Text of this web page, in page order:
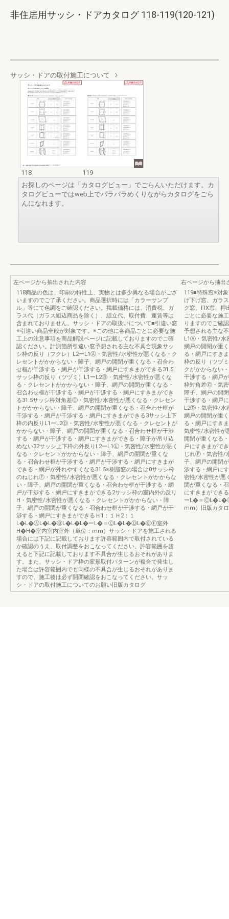
非住居用サッシ・ドアカタログ 118-119(120-121)
サッシ・ドアの取付施工について
118
119
お探しのページは「カタログビュー」でごらんいただけます。カ
タログビューではweb上でパラパラめくりながらカタログをごら
んになれます。
左ページから抽出された内容
118商品の色は、印刷の特性上、実物とは多少異なる場合がござ
いますのでご了承ください。商品選択時には「カラーサンプ
ル」等にて色調をご確認ください。掲載価格には、消費税、ガ
ラス代（ガラス組込商品を除く）、組立代、取付費、運賃等は
含まれておりません。サッシ・ドアの取扱いについて■引違い窓
※引違い商品全般が対象です。※この他に各商品ごとに必要な施
工上の注意事項を商品解説ページに記載しておりますのでご確
認ください。計測箇所引違い窓予想される主な不具合現象サッ
シ枠の反り（フクレ）L2ーL1Ⓐ・気密性/水密性が悪くなる・ク
レセントがかからない・障子、網戸の開閉が重くなる・召合わ
せ框が干渉する・網戸が干渉する・網戸にすきまができる31.5
サッシ枠の反り（ツヅミ）L1ーL2Ⓑ・気密性/水密性が悪くな
る・クレセントがかからない・障子、網戸の開閉が重くなる・
召合わせ框が干渉する・網戸が干渉する・網戸にすきまができ
る31.5サッシ枠対角差Ⓒ・気密性/水密性が悪くなる・クレセン
トがかからない・障子、網戸の開閉が重くなる・召合わせ框が
干渉する・網戸が干渉する・網戸にすきまができる3サッシ上下
枠の内反りL1ーL2Ⓓ・気密性/水密性が悪くなる・クレセントが
かからない・障子、網戸の開閉が重くなる・召合わせ框が干渉
する・網戸が干渉する・網戸にすきまができる・障子が吊り込
めない32サッシ上下枠の外反りL2ーL1Ⓔ・気密性/水密性が悪く
なる・クレセントがかからない・障子、網戸の開閉が重くな
る・召合わせ框が干渉する・網戸が干渉する・網戸にすきまが
できる・網戸が外れやすくなる31.5※樹脂窓の場合は0サッシ枠
のねじれⒻ・気密性/水密性が悪くなる・クレセントがかからな
い・障子、網戸の開閉が重くなる・召合わせ框が干渉する・網
戸が干渉する・網戸にすきまができる2サッシ枠の室内外の反り
H・気密性/水密性が悪くなる・クレセントがかからない・障
子、網戸の開閉が重くなる・召合わせ框が干渉する・網戸が干
渉する・網戸にすきまができるＨ1：１Ｈ2：１
L�L�ⒶL�L�ⒷL�L�L�ーL�＝ⒸL�L�ⒹL�ⒺⒻ室外
H�H�室内室内室外（単位：mm）サッシ・ドアを施工される
場合には下記に記載しております許容範囲内で取付されている
か確認のうえ、取付調整をおこなってください。許容範囲を超
えると下記に記載しております不具合が生じるおそれがありま
す。また、サッシ・ドア枠の変形取付パターンが複合で発生し
た場合は許容範囲内でも同様の不具合が生じるおそれがありま
すので、施工後は必ず開閉確認をおこなってください。サッ
シ・ドアの取付施工についてのお願い旧版カタログ
右ページから抽出
119■特殊窓※対
げ下げ窓、ガラ
グ窓、FIX窓、押
ごとに必要な施
りますのでご確
予想される主な
L1Ⓐ・気密性/水
網戸の開閉が重
る・網戸にすき
枠の反り（ツヅ
クがかからない
干渉する・網戸
枠対角差Ⓒ・気
障子、網戸の開
干渉する・網戸
L2Ⓓ・気密性/水
網戸の開閉が重
る・網戸にすき
気密性/水密性が
開閉が重くなる
戸にすきまがで
じれⒻ・気密性/
子、網戸の開閉
渉する・網戸に
密性/水密性が悪
閉が重くなる・
にすきまがで
ーL�＝
mm）旧版カタ